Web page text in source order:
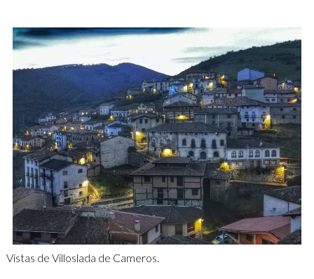
Vistas de Villoslada de Cameros.